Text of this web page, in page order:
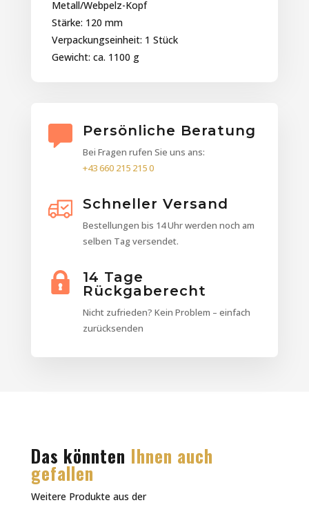
Metall/Webpelz-Kopf
Stärke: 120 mm
Verpackungseinheit: 1 Stück
Gewicht: ca. 1100 g
Persönliche Beratung
Bei Fragen rufen Sie uns ans:
+43 660 215 215 0
Schneller Versand
Bestellungen bis 14 Uhr werden noch am
selben Tag versendet.
14 Tage
Rückgaberecht
Nicht zufrieden? Kein Problem – einfach
zurücksenden
Das könnten Ihnen auch
gefallen
Weitere Produkte aus der